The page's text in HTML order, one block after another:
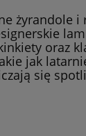
żyrandole
oraz
jak
się